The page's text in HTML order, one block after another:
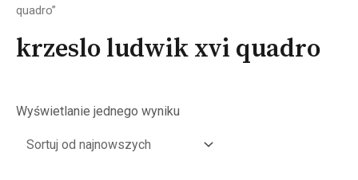
quadro”
krzeslo ludwik xvi quadro
Wyświetlanie jednego wyniku